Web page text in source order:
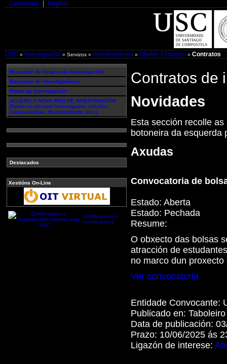
Castellano English
USC » Investigación » Servizos » Investigadores » Ofertas Emprego » Contratos
Buscador de Grupos de Investigación
Buscador de investigadores
Portal da Investigación
ACCESO A NOVA WEB DE INVESTIGACIÓN
(Apoio ao persoal investigador, xestión,
convocatorias, financiamento, etc.)
Destacados
Xestións On-Line
Certificacións e
acreditacións
Contratos de
Novidades
Esta sección recolle
botoneira da esquerda
Axudas
Convocatoria de
Estado: Aberta
Estado: Pechada
Resume:
O obxecto das bolsas
atracción de
no marco dun
Ver convocatoria
Entidade Convocante:
Publicado en:
Data de publicación:
Prazo: 10/06/2025 ás
Ligazón de interese: